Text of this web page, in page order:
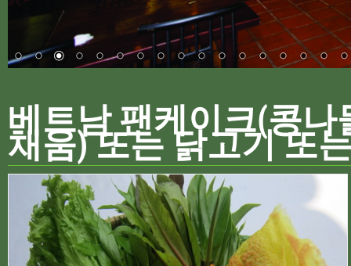
베트남 팬케이크(콩
채움) 또는 닭고기 또